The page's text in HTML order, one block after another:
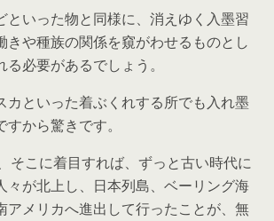
といった物と同様に、消えゆく入墨習
きや種族の関係を窺がわせるものとし
必要があるでしょう。
カといった着ぶくれする所でも入れ墨
から驚きです。
そこに着目すれば、ずっと古い時代に
々が北上し、日本列島、ベーリング海
アメリカへ進出して行ったことが、無